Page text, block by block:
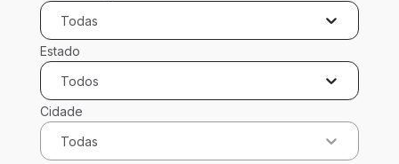
Todas
Estado
Todos
Cidade
Todas